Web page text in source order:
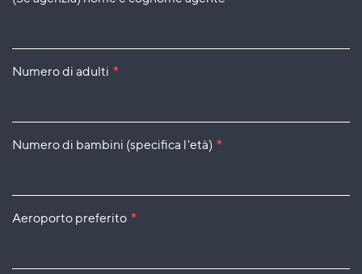
Numero di adulti *
Numero di bambini (specifica l'età) *
Aeroporto preferito *